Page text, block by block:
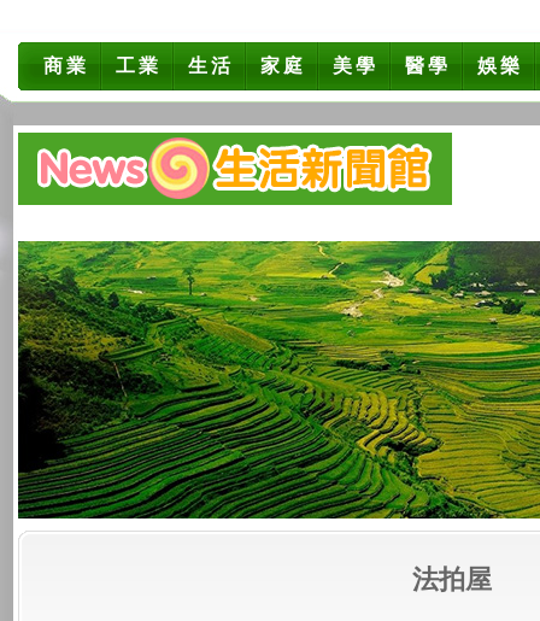
商業 工業 生活 家庭 美學 醫學 娛樂
法拍屋